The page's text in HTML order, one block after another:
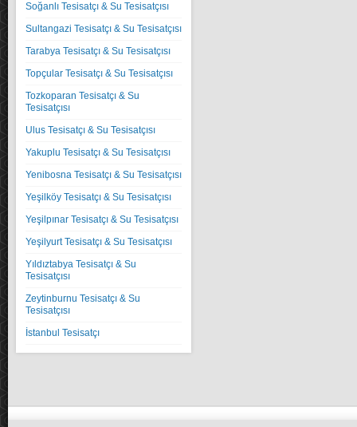
Soğanlı Tesisatçı & Su Tesisatçısı
Sultangazi Tesisatçı & Su Tesisatçısı
Tarabya Tesisatçı & Su Tesisatçısı
Topçular Tesisatçı & Su Tesisatçısı
Tozkoparan Tesisatçı & Su
Tesisatçısı
Ulus Tesisatçı & Su Tesisatçısı
Yakuplu Tesisatçı & Su Tesisatçısı
Yenibosna Tesisatçı & Su Tesisatçısı
Yeşilköy Tesisatçı & Su Tesisatçısı
Yeşilpınar Tesisatçı & Su Tesisatçısı
Yeşilyurt Tesisatçı & Su Tesisatçısı
Yıldıztabya Tesisatçı & Su
Tesisatçısı
Zeytinburnu Tesisatçı & Su
Tesisatçısı
İstanbul Tesisatçı